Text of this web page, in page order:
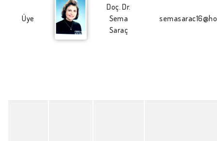
Üye
Doç. Dr.
Sema
Saraç